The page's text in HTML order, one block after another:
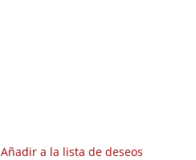
Añadir a la lista de deseos